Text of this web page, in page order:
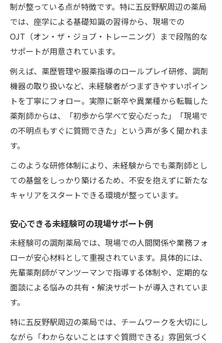
制が整っている点が特徴です。特に五反野駅周辺の薬局
では、座学による基礎知識の習得から、現場での
OJT（オン・ザ・ジョブ・トレーニング）まで段階的な
サポートが用意されています。
例えば、薬歴管理や服薬指導のロールプレイ研修、調剤
機器の取り扱いなど、未経験者がつまずきやすいポイン
トを丁寧にフォロー。実際に新卒や異業種から転職した
薬剤師からは、「初歩から学べて安心だった」「現場で
の不明点もすぐに質問できた」という声が多く聞かれま
す。
このような研修体制により、未経験からでも薬剤師とし
ての基盤をしっかり築けるため、不安を抱えずに新たな
キャリアをスタートできる環境が整っています。
安心できる未経験可の現場サポート例
未経験可の調剤薬局では、現場での人間関係や業務フォ
ローが安心材料として重視されています。具体的には、
先輩薬剤師がマンツーマンで指導する体制や、定期的な
面談による悩みの共有・解決サポートが導入されていま
す。
特に五反野駅周辺の薬局では、チームワークを大切にし
ながら「わからないことはすぐ質問できる」雰囲気づく